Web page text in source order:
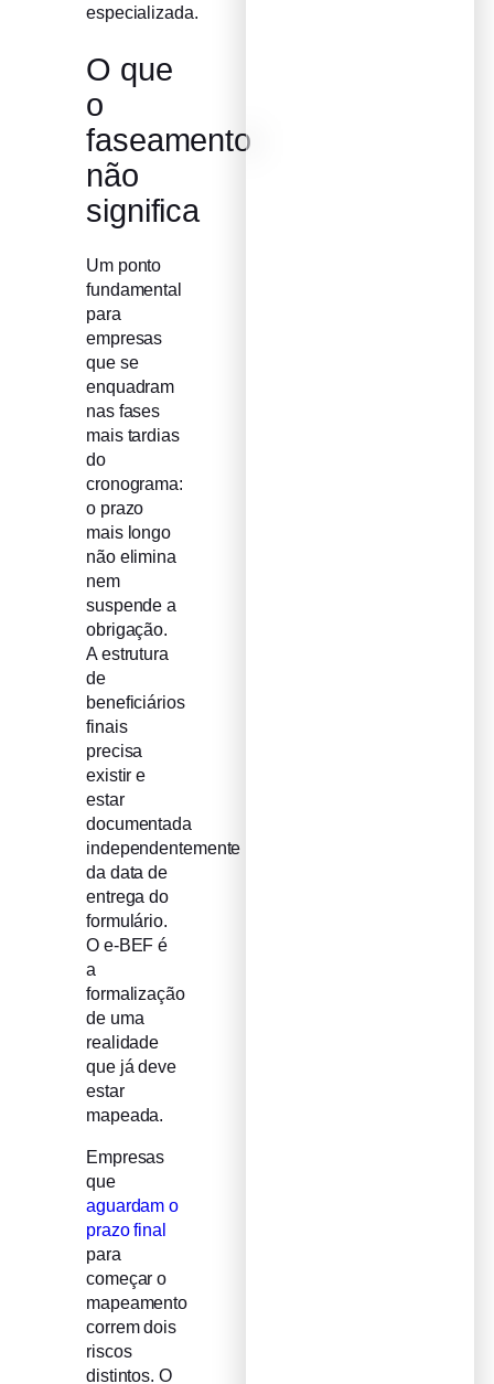
especializada.
O que
o
faseamento
não
significa
Um ponto
fundamental
para
empresas
que se
enquadram
nas fases
mais tardias
do
cronograma:
o prazo
mais longo
não elimina
nem
suspende a
obrigação.
A estrutura
de
beneficiários
finais
precisa
existir e
estar
documentada
independentemente
da data de
entrega do
formulário.
O e-BEF é
a
formalização
de uma
realidade
que já deve
estar
mapeada.
Empresas
que
aguardam o
prazo final
para
começar o
mapeamento
correm dois
riscos
distintos. O